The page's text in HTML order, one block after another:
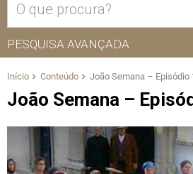
PESQUISA AVANÇADA
Início Conteúdo João Semana – Episódio
João Semana –